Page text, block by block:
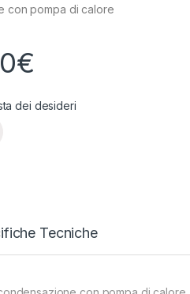
con pompa di calore
€
dei desideri
Tecniche